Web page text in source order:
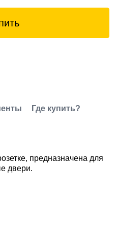
Где купить?
предназначена для
двери.